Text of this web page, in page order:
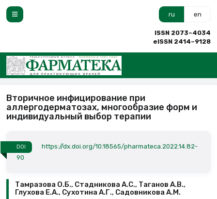
ru en
ISSN 2073–4034
eISSN 2414–9128
Вторичное инфицирование при
аллергодерматозах, многообразие форм и
индивидуальный выбор терапии
DOI
https://dx.doi.org/10.18565/pharmateca.2022.14.82-
90
Тамразова О.Б., Стадникова А.С., Таганов А.В.,
Глухова Е.А., Сухотина А.Г., Садовникова А.М.